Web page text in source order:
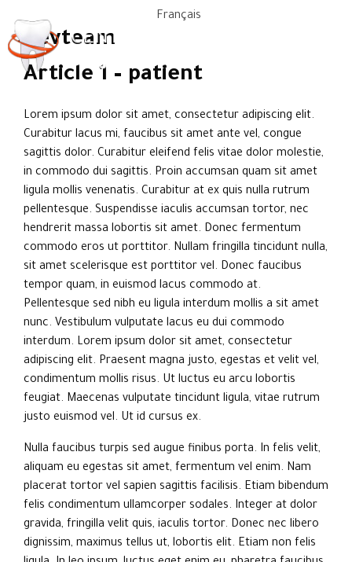
devteam
Article 1 – patient
Lorem ipsum dolor sit amet, consectetur adipiscing elit.
Curabitur lacus mi, faucibus sit amet ante vel, congue
sagittis dolor. Curabitur eleifend felis vitae dolor molestie,
in commodo dui sagittis. Proin accumsan quam sit amet
ligula mollis venenatis. Curabitur at ex quis nulla rutrum
pellentesque. Suspendisse iaculis accumsan tortor, nec
hendrerit massa lobortis sit amet. Donec fermentum
commodo eros ut porttitor. Nullam fringilla tincidunt nulla,
sit amet scelerisque est porttitor vel. Donec faucibus
tempor quam, in euismod lacus commodo at.
Pellentesque sed nibh eu ligula interdum mollis a sit amet
nunc. Vestibulum vulputate lacus eu dui commodo
interdum. Lorem ipsum dolor sit amet, consectetur
adipiscing elit. Praesent magna justo, egestas et velit vel,
condimentum mollis risus. Ut luctus eu arcu lobortis
feugiat. Maecenas vulputate tincidunt ligula, vitae rutrum
justo euismod vel. Ut id cursus ex.
Nulla faucibus turpis sed augue finibus porta. In felis velit,
aliquam eu egestas sit amet, fermentum vel enim. Nam
placerat tortor vel sapien sagittis facilisis. Etiam bibendum
felis condimentum ullamcorper sodales. Integer at dolor
gravida, fringilla velit quis, iaculis tortor. Donec nec libero
dignissim, maximus tellus ut, lobortis elit. Etiam non felis
Français